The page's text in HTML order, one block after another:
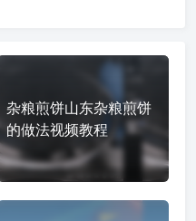
杂粮煎饼山东杂粮煎饼
的做法视频教程